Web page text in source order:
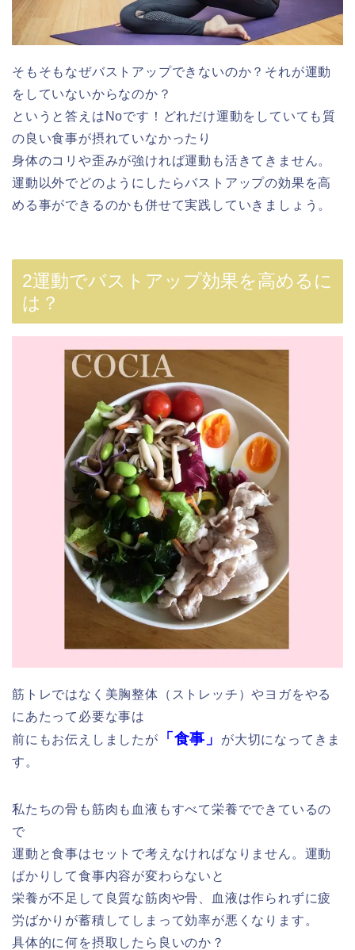
そもそもなぜバストアップできないのか？それが運動
をしていないからなのか？
というと答えはNoです！どれだけ運動をしていても質
の良い食事が摂れていなかったり
身体のコリや歪みが強ければ運動も活きてきません。
運動以外でどのようにしたらバストアップの効果を高
める事ができるのかも併せて実践していきましょう。
2運動でバストアップ効果を高めるに
は？
筋トレではなく美胸整体（ストレッチ）やヨガをやる
にあたって必要な事は
前にもお伝えしましたが
「食事」
が大切になってきま
す。
私たちの骨も筋肉も血液もすべて栄養でできているの
で
運動と食事はセットで考えなければなりません。運動
ばかりして食事内容が変わらないと
栄養が不足して良質な筋肉や骨、血液は作られずに疲
労ばかりが蓄積してしまって効率が悪くなります。
具体的に何を摂取したら良いのか？